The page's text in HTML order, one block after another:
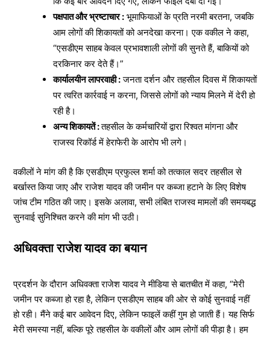
पक्षपात और भ्रष्टाचार : भूमाफियाओं के प्रति नरमी बरतना, जबकि
आम लोगों की शिकायतों को अनदेखा करना। एक वकील ने कहा,
“एसडीएम साहब केवल प्रभावशाली लोगों की सुनते हैं, बाकियों को
दरकिनार कर देते हैं।”
कार्यालयीन लापरवाही :जनता दर्शन और तहसील दिवस में शिकायतों
पर त्वरित कार्रवाई न करना, जिससे लोगों को न्याय मिलने में देरी हो
रही है।
अन्य शिकायतें :तहसील के कर्मचारियों द्वारा रिश्वत मांगना और
राजस्व रिकॉर्ड में हेराफेरी के आरोप भी लगे।
वकीलों ने मांग की है कि एसडीएम प्रफुल्ल शर्मा को तत्काल सदर तहसील से
बर्खास्त किया जाए और राजेश यादव की जमीन पर कब्जा हटाने के लिए विशेष
जांच टीम गठित की जाए। इसके अलावा, सभी लंबित राजस्व मामलों की समयबद्ध
सुनवाई सुनिश्चित करने की मांग भी उठी।
अधिवक्ता राजेश यादव का बयान
प्रदर्शन के दौरान अधिवक्ता राजेश यादव ने मीडिया से बातचीत में कहा, “मेरी
जमीन पर कब्जा हो रहा है, लेकिन एसडीएम साहब की ओर से कोई सुनवाई नहीं
हो रही। मैंने कई बार आवेदन दिए, लेकिन फाइलें कहीं गुम हो जाती हैं। यह सिर्फ
मेरी समस्या नहीं, बल्कि पूरे तहसील के वकीलों और आम लोगों की पीड़ा है। हम